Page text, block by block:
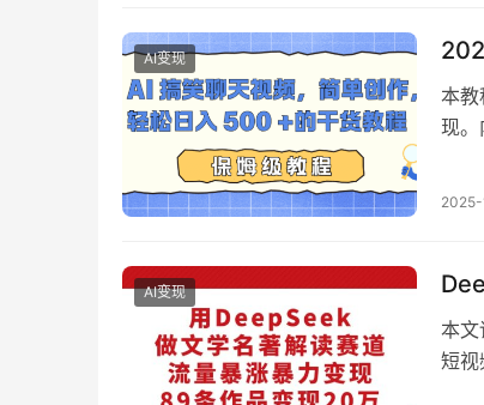
AI变现
本教
现。
AI变现
本文
短视